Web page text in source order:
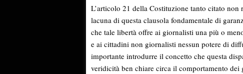
L’articolo 21 della Costituzione tanto citato
lacuna di questa clausola fondamentale di
che tale libertà offre ai giornalisti una più o
e ai cittadini non giornalisti nessun potere di
importante introdurre il concetto che questa
veridicità ben chiare circa il comportamento